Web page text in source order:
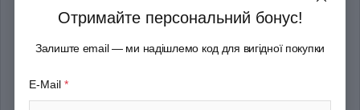
Колір Різнокольоровий
Отримайте персональний бонус!
Залиште email — ми надішлемо код для вигідної покупки
E-Mail *